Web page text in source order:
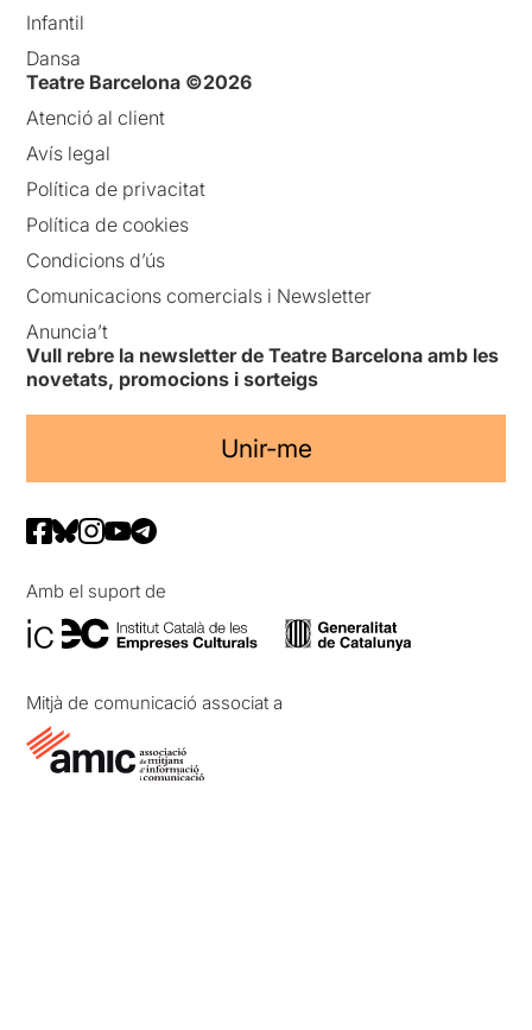
Infantil
Dansa
Teatre Barcelona ©2026
Atenció al client
Avís legal
Política de privacitat
Política de cookies
Condicions d’ús
Comunicacions comercials i Newsletter
Anuncia’t
Vull rebre la newsletter de Teatre Barcelona amb les
novetats, promocions i sorteigs
Unir-me
Amb el suport de
Mitjà de comunicació associat a